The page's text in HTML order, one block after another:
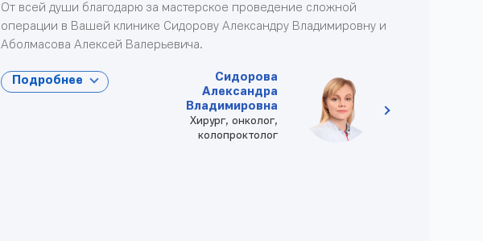
От всей души благодарю за мастерское проведение сложной
операции в Вашей клинике Сидорову Александру Владимировну и
Аболмасова Алексей Валерьевича.
Подробнее
Сидорова
Александра
Владимировна
Хирург, онколог,
колопроктолог